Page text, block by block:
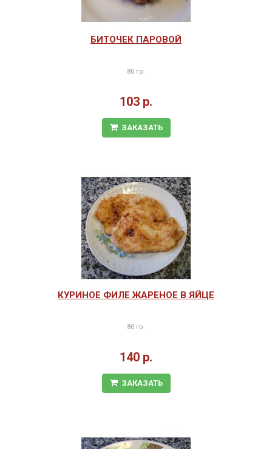
БИТОЧЕК ПАРОВОЙ
80 гр.
103 р.
ЗАКАЗАТЬ
КУРИНОЕ ФИЛЕ ЖАРЕНОЕ В ЯЙЦЕ
80 гр.
140 р.
ЗАКАЗАТЬ